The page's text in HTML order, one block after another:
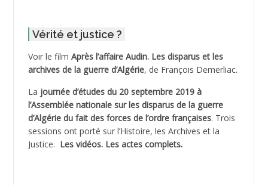
ADELIOUAT Vve AIT SAADA
ADJANI Khaled
ADJAOUT
ADNI Mohamed Akli
ADOUL Arab *
Vérité et justice ?
Voir le film Après l’affaire Audin. Les disparus et les
archives de la guerre d’Algérie, de François Demerliac.
La journée d’études du 20 septembre 2019 à
l’Assemblée nationale sur les disparus de la guerre
d’Algérie du fait des forces de l’ordre françaises. Trois
sessions ont porté sur l’Histoire, les Archives et la
Justice. Les vidéos. Les actes complets.